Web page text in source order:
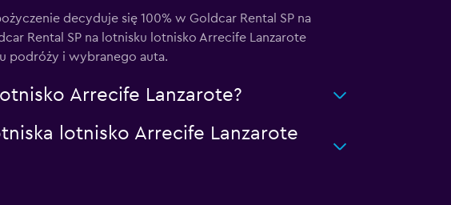
decyduje się 100% w Goldcar Rental SP na
Rental SP na lotnisku lotnisko Arrecife Lanzarote
podróży i wybranego auta.
Arrecife Lanzarote?
lotnisko Arrecife Lanzarote